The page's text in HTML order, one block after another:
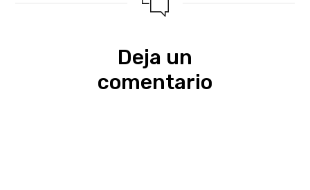
Deja un
comentario